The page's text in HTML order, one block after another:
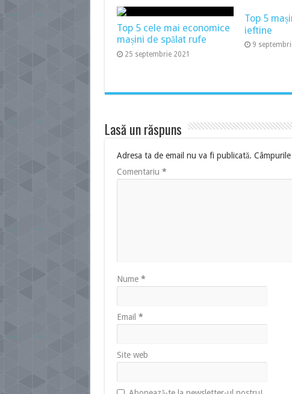
Top 5 cele mai economice
mașini de spălat rufe
25 septembrie 2021
Top 5
ieftine
9
Lasă un răspuns
Adresa ta de email nu va fi publicată.
Comentariu *
Nume *
Email *
Site web